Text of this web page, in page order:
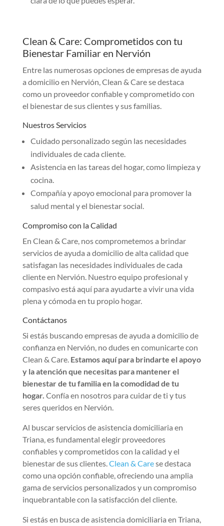
Clean & Care: Comprometidos con tu
Bienestar Familiar en Nervión
Entre las numerosas opciones de empresas de ayuda
a domicilio en Nervión, Clean & Care se destaca
como un proveedor confiable y comprometido con
el bienestar de sus clientes y sus familias.
Nuestros Servicios
Cuidado personalizado según las necesidades
individuales de cada cliente.
Asistencia en las tareas del hogar, como limpieza y
cocina.
Compañía y apoyo emocional para promover la
salud mental y el bienestar social.
Compromiso con la Calidad
En Clean & Care, nos comprometemos a brindar
servicios de ayuda a domicilio de alta calidad que
satisfagan las necesidades individuales de cada
cliente en Nervión. Nuestro equipo profesional y
compasivo está aquí para ayudarte a vivir una vida
plena y cómoda en tu propio hogar.
Contáctanos
Si estás buscando empresas de ayuda a domicilio de
confianza en Nervión, no dudes en comunicarte con
Clean & Care. Estamos aquí para brindarte el apoyo
y la atención que necesitas para mantener el
bienestar de tu familia en la comodidad de tu
hogar. Confía en nosotros para cuidar de ti y tus
seres queridos en Nervión.
Al buscar servicios de asistencia domiciliaria en
Triana, es fundamental elegir proveedores
confiables y comprometidos con la calidad y el
bienestar de sus clientes.Clean & Carese destaca
como una opción confiable, ofreciendo una amplia
gama de servicios personalizados y un compromiso
inquebrantable con la satisfacción del cliente.
Si estás en busca de asistencia domiciliaria en Triana,